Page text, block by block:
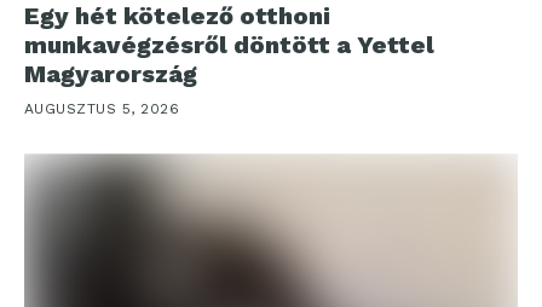
Egy hét kötelező otthoni
munkavégzésről döntött a Yettel
Magyarország
AUGUSZTUS 5, 2026